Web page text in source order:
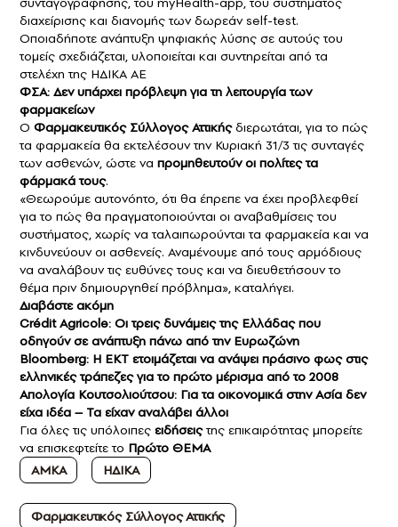
διαχείρισης και διανομής των δωρεάν self-test.
Οποιαδήποτε ανάπτυξη ψηφιακής λύσης σε αυτούς του
τομείς σχεδιάζεται, υλοποιείται και συντηρείται από τα
στελέχη της ΗΔΙΚΑ ΑΕ
ΦΣΑ: Δεν υπάρχει πρόβλεψη για τη λειτουργία των
φαρμακείων
Ο Φαρμακευτικός Σύλλογος Αττικήςδιερωτάται, για το πώς
τα φαρμακεία θα εκτελέσουν την Κυριακή 31/3 τις συνταγές
των ασθενών, ώστε να προμηθευτούν οι πολίτες τα
φάρμακά τους.
«Θεωρούμε αυτονόητο, ότι θα έπρεπε να έχει προβλεφθεί
για το πώς θα πραγματοποιούνται οι αναβαθμίσεις του
συστήματος, χωρίς να ταλαιπωρούνται τα φαρμακεία και να
κινδυνεύουν οι ασθενείς. Αναμένουμε από τους αρμόδιους
να αναλάβουν τις ευθύνες τους και να διευθετήσουν το
θέμα πριν δημιουργηθεί πρόβλημα», καταλήγει.
Διαβάστε ακόμη
Crédit Agricole: Οι τρεις δυνάμεις της Ελλάδας που
οδηγούν σε ανάπτυξη πάνω από την Ευρωζώνη
Bloomberg: Η ΕΚΤ ετοιμάζεται να ανάψει πράσινο φως στις
ελληνικές τράπεζες για το πρώτο μέρισμα από το 2008
Απολογία Κουτσολιούτσου: Για τα οικονομικά στην Ασία δεν
είχα ιδέα – Τα είχαν αναλάβει άλλοι
Για όλες τις υπόλοιπες ειδήσεις της επικαιρότητας μπορείτε
να επισκεφτείτε το Πρώτο ΘΕΜΑ
ΑΜΚΑ
ΗΔΙΚΑ
Φαρμακευτικός Σύλλογος Αττικής